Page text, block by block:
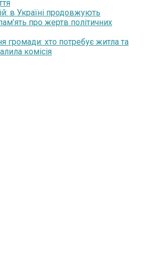
в Україні продовжують
про жертв політичних
громади: хто потребує житла та
комісія